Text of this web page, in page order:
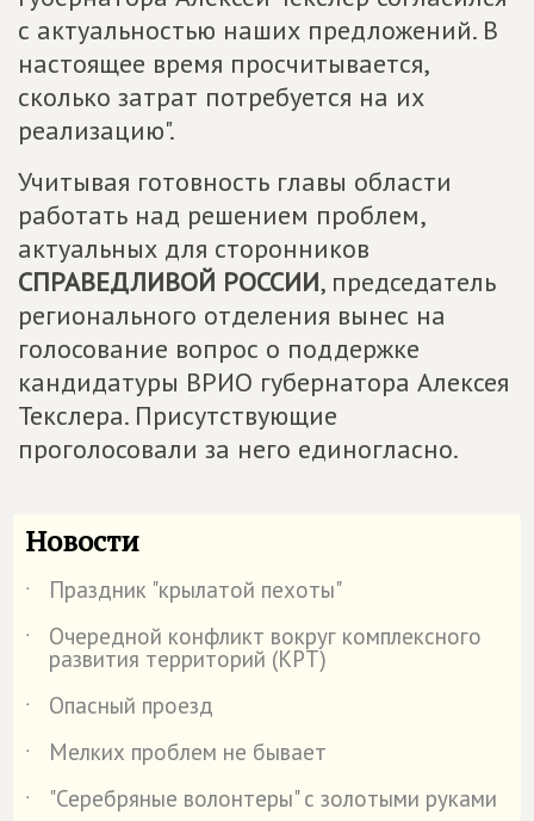
с актуальностью наших предложений. В
настоящее время просчитывается,
сколько затрат потребуется на их
реализацию".
Учитывая готовность главы области
работать над решением проблем,
актуальных для сторонников
СПРАВЕДЛИВОЙ РОССИИ, председатель
регионального отделения вынес на
голосование вопрос о поддержке
кандидатуры ВРИО губернатора Алексея
Текслера. Присутствующие
проголосовали за него единогласно.
Новости
˙
Праздник "крылатой пехоты"
˙
Очередной конфликт вокруг комплексного
развития территорий (КРТ)
˙
Опасный проезд
˙
Мелких проблем не бывает
˙
"Серебряные волонтеры" с золотыми руками